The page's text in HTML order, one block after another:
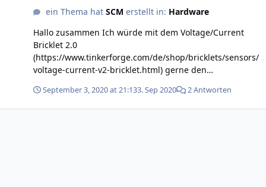
ein Thema hat SCM erstellt in: Hardware
Hallo zusammen Ich würde mit dem Voltage/Current
Bricklet 2.0
(https://www.tinkerforge.com/de/shop/bricklets/sensors/
voltage-current-v2-bricklet.html) gerne den
messen. Dafür wollte ich das Brick zwischen der
Autobatterie und dem Sicherungskasten einbauen.
September 3, 2020 at 21:133. Sep 2020 2 Antworten